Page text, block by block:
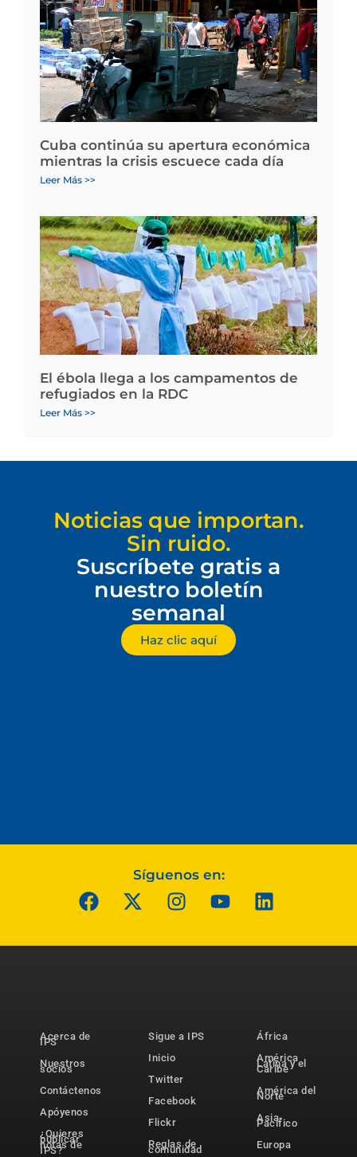
Cuba continúa su apertura económica
mientras la crisis escuece cada día
Leer Más >>
El ébola llega a los campamentos de
refugiados en la RDC
Leer Más >>
Noticias que importan.
Sin ruido.
Suscríbete gratis a
nuestro boletín
semanal
Haz clic aquí
Síguenos en:
Acerca de
IPS
Nuestros
socios
Contáctenos
Apóyenos
¿Quieres
publicar
notas de
IPS?
Sigue a IPS
Inicio
Twitter
Facebook
Flickr
Reglas de
comunidad
África
América
Latina y el
Caribe
América del
Norte
Asia-
Pacífico
Europa